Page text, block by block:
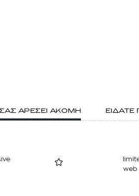
ΑΡΕΣΕΙ ΑΚΟΜΗ
web